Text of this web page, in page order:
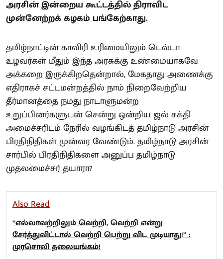
அரசின் இன்றைய கூட்டத்தில் திராவிட
முன்னேற்றக் கழகம் பங்கேற்காது.
தமிழ்நாட்டின் காவிரி உரிமையிலும் டெல்டா
உழவர்கள் மீதும் இந்த அரசுக்கு உண்மையாகவே
அக்கறை இருக்கிறதென்றால், மேகதாது அணைக்கு
எதிராகச் சட்டமன்றத்தில் நாம் நிறைவேற்றிய
தீர்மானத்தை நமது நாடாளுமன்ற
உறுப்பினர்களுடன் சென்று ஒன்றிய ஜல் சக்தி
அமைச்சரிடம் நேரில் வழங்கிடத் தமிழ்நாடு அரசின்
பிரதிநிதிகள் முன்வர வேண்டும். தமிழ்நாடு அரசின்
சார்பில் பிரதிநிதிகளை அனுப்ப தமிழ்நாடு
முதலமைச்சர் தயாரா?
Also Read
“எல்லாவற்றிலும் வெற்றி, வெற்றி என்று
சேர்த்துவிட்டால் வெற்றி பெற்று விட முடியாது!” :
முரசொலி தலையங்கம்!